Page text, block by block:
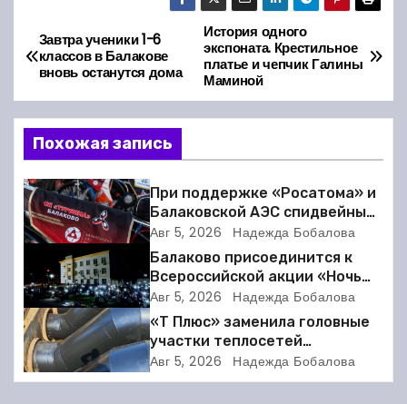
Н
а
в
и
г
а
ц
и
я
п
История одного
экспоната. Крестильное
платье и чепчик Галины
Маминой
Завтра ученики 1-6
классов в Балакове
вновь останутся дома
Похожая запись
При поддержке «Росатома» и
Балаковской АЭС спидвейный
клуб «Турбина» обновил
материально-техническую
базу
Авг 5, 2026 Надежда Бобалова
Балаково присоединится к
Всероссийской акции «Ночь
кино»
Авг 5, 2026 Надежда Бобалова
«Т Плюс» заменила головные
участки теплосетей
Балаковской ТЭЦ-4 для
надёжного отопления
Авг 5, 2026 Надежда Бобалова